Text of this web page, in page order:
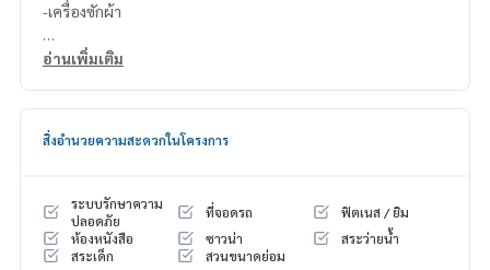
-เครื่องซักผ้า
แอดมิน
แอดมิน094-549-4104
* มีให้เลือกอีกหลายห้อง หลายโครงการค่ะ
perty.com
Facebook Fanpage : P2N Property
** รับฝาก ขาย-เช่า คอนโด บ้าน ที่ดิน และอสังหาริมทรัพย์ทุกชนิ
อ่านเพิ่มเติม
สิ่งอำนวยความสะดวกในโครงการ
ระบบรักษาความ
ปลอดภัย
ที่จอดรถ
ฟิตเนส / ยิม
ห้องหนังสือ
ซาวน่า
สระว่ายน้ำ
สระเด็ก
สวนขนาดย่อม